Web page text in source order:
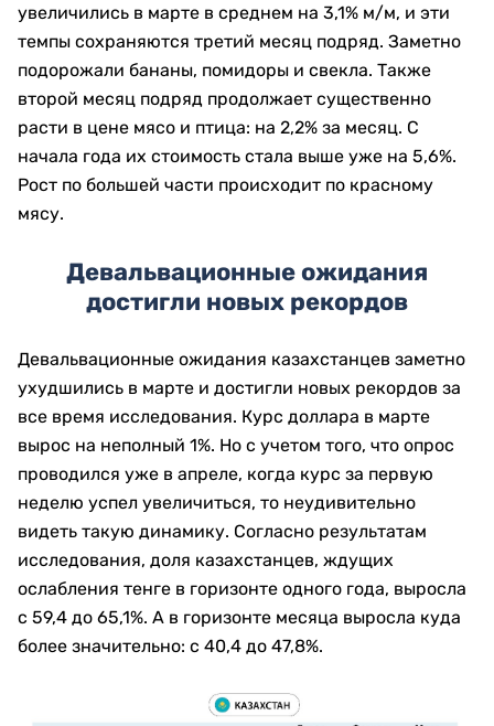
увеличились в марте в среднем на 3,1% м/м, и эти
темпы сохраняются третий месяц подряд. Заметно
подорожали бананы, помидоры и свекла. Также
второй месяц подряд продолжает существенно
расти в цене мясо и птица: на 2,2% за месяц. С
начала года их стоимость стала выше уже на 5,6%.
Рост по большей части происходит по красному
мясу.
Девальвационные ожидания
достигли новых рекордов
Девальвационные ожидания казахстанцев заметно
ухудшились в марте и достигли новых рекордов за
все время исследования. Курс доллара в марте
вырос на неполный 1%. Но с учетом того, что опрос
проводился уже в апреле, когда курс за первую
неделю успел увеличиться, то неудивительно
видеть такую динамику. Согласно результатам
исследования, доля казахстанцев, ждущих
ослабления тенге в горизонте одного года, выросла
с 59,4 до 65,1%. А в горизонте месяца выросла куда
более значительно: с 40,4 до 47,8%.